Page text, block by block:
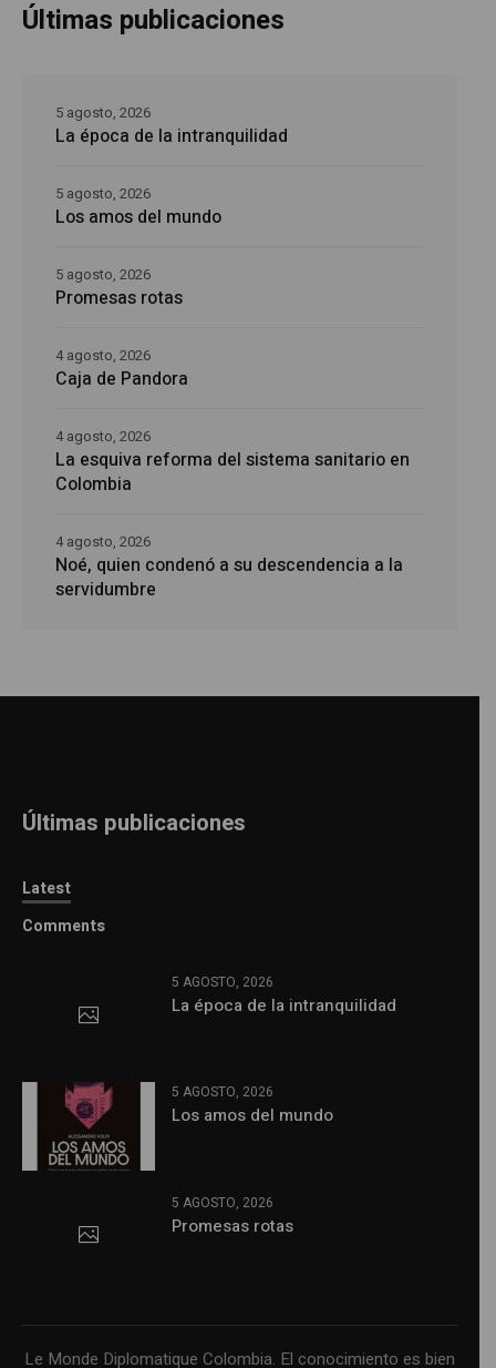
Últimas publicaciones
La época de la intranquilidad
5 agosto, 2026
Los amos del mundo
5 agosto, 2026
Promesas rotas
5 agosto, 2026
Caja de Pandora
4 agosto, 2026
La esquiva reforma del sistema sanitario en
Colombia
4 agosto, 2026
Noé, quien condenó a su descendencia a la
servidumbre
4 agosto, 2026
Últimas publicaciones
Latest
Comments
5 AGOSTO, 2026
La época de la intranquilidad
5 AGOSTO, 2026
Los amos del mundo
5 AGOSTO, 2026
Promesas rotas
Le Monde Diplomatique Colombia. El conocimiento es bien